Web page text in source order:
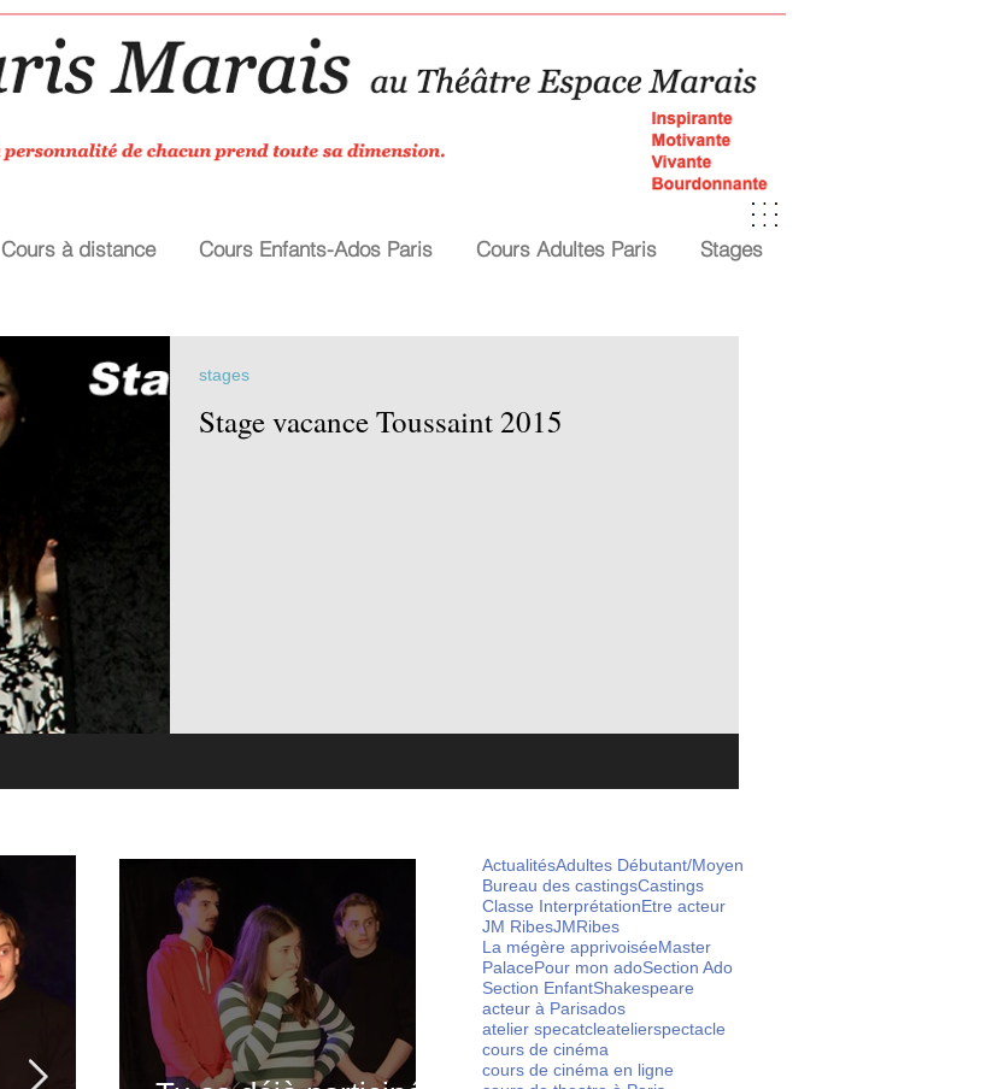
Cours à distance Cours Enfants-Ados Paris Cours Adultes Paris Stages
Stage vacance Toussaint 2015
stages
ActualitésAdultes Débutant/Moyen
Bureau des castingsCastings
Classe InterprétationEtre acteur
JM RibesJMRibes
La mégère apprivoiséeMaster
PalacePour mon adoSection Ado
Section EnfantShakespeare
acteur à Parisados
atelier specatcleatelierspectacle
cours de cinéma
cours de cinéma en ligne